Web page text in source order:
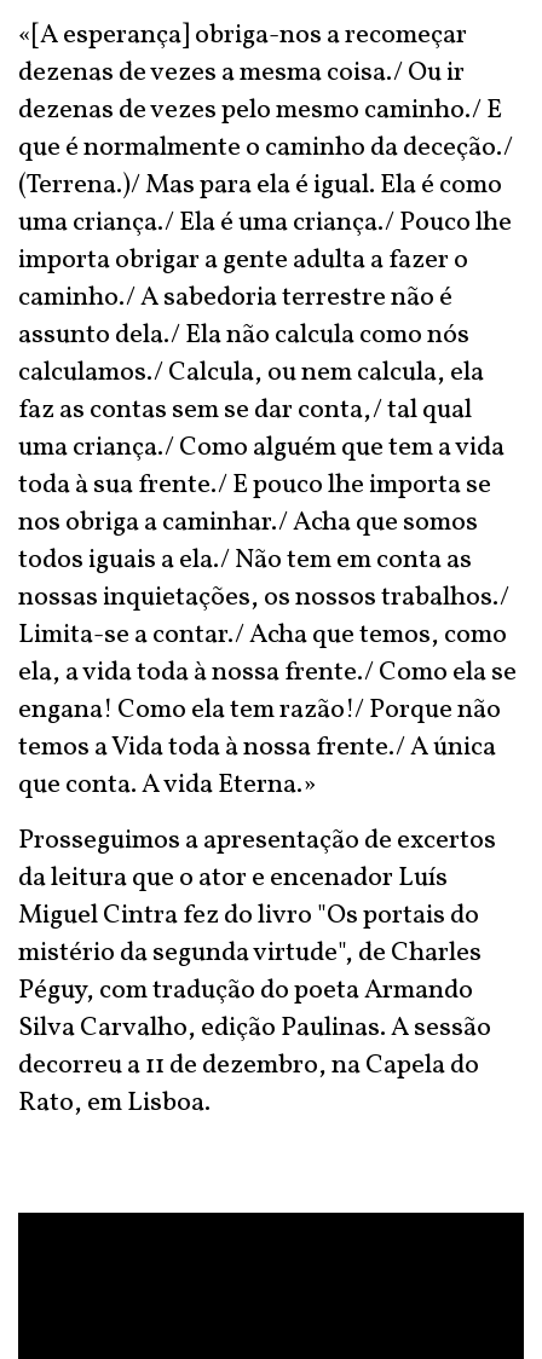
«[A esperança] obriga-nos a recomeçar
dezenas de vezes a mesma coisa./ Ou ir
dezenas de vezes pelo mesmo caminho./ E
que é normalmente o caminho da deceção./
(Terrena.)/ Mas para ela é igual. Ela é como
uma criança./ Ela é uma criança./ Pouco lhe
importa obrigar a gente adulta a fazer o
caminho./ A sabedoria terrestre não é
assunto dela./ Ela não calcula como nós
calculamos./ Calcula, ou nem calcula, ela
faz as contas sem se dar conta,/ tal qual
uma criança./ Como alguém que tem a vida
toda à sua frente./ E pouco lhe importa se
nos obriga a caminhar./ Acha que somos
todos iguais a ela./ Não tem em conta as
nossas inquietações, os nossos trabalhos./
Limita-se a contar./ Acha que temos, como
ela, a vida toda à nossa frente./ Como ela se
engana! Como ela tem razão!/ Porque não
temos a Vida toda à nossa frente./ A única
que conta. A vida Eterna.»
Prosseguimos a apresentação de excertos
da leitura que o ator e encenador Luís
Miguel Cintra fez do livro "Os portais do
mistério da segunda virtude", de Charles
Péguy, com tradução do poeta Armando
Silva Carvalho, edição Paulinas. A sessão
decorreu a 11 de dezembro, na Capela do
Rato, em Lisboa.